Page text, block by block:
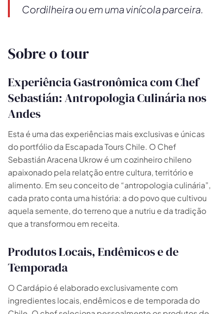
Cordilheira ou em uma vinícola parceira.
Sobre o tour
Experiência Gastronômica com Chef
Sebastián: Antropologia Culinária nos
Andes
Esta é uma das experiências mais exclusivas e únicas
do portfólio da Escapada Tours Chile. O Chef
Sebastián Aracena Ukrow é um cozinheiro chileno
apaixonado pela relatção entre cultura, território e
alimento. Em seu conceito de “antropologia culinária”,
cada prato conta uma história: a do povo que cultivou
aquela semente, do terreno que a nutriu e da tradição
que a transformou em receita.
Produtos Locais, Endêmicos e de
Temporada
O Cardápio é elaborado exclusivamente com
ingredientes locais, endêmicos e de temporada do
🗺️
Suas experiências aparecem aqui
Responda as perguntas ao lado para filtrar os
tours e pacotes.